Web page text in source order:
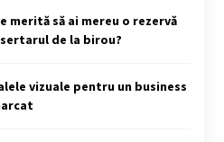
merită să ai mereu o rezervă
de la birou?
vizuale pentru un business